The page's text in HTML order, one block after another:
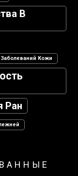
В
Кожи
Ран